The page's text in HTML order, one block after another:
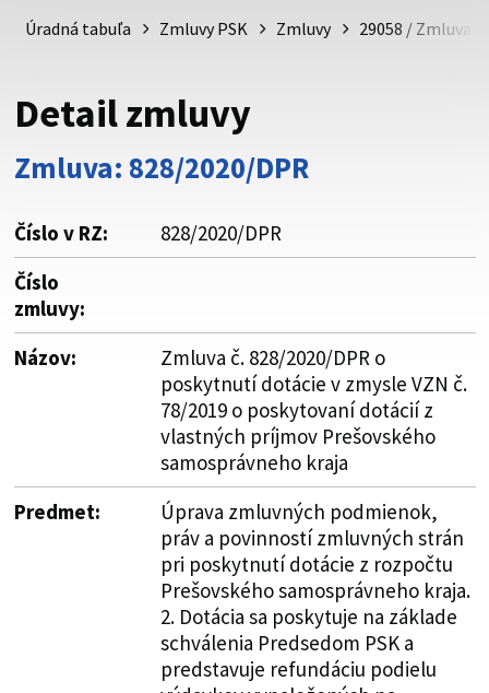
psk.sk.
Buďte pozorní a vždy sa uistite, že zdieľate informácie iba
cez zabezpečenú webovú stránku. Zabezpečená stránka
vždy začína https:// pred názvom domény webového sídla.
Úradná tabuľa Zmluvy PSK Zmluvy 29058 / Zmluva
Detail zmluvy
Zmluva: 828/2020/DPR
Číslo v RZ:
828/2020/DPR
Číslo
zmluvy:
Názov:
Zmluva č. 828/2020/DPR o
poskytnutí dotácie v zmysle VZN č.
78/2019 o poskytovaní dotácií z
vlastných príjmov Prešovského
samosprávneho kraja
Predmet:
Úprava zmluvných podmienok,
práv a povinností zmluvných strán
pri poskytnutí dotácie z rozpočtu
Prešovského samosprávneho kraja.
2. Dotácia sa poskytuje na základe
schválenia Predsedom PSK a
predstavuje refundáciu podielu